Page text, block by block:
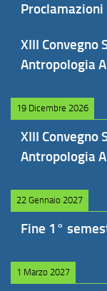
XIII Convegno
Antropologia
19 Dicembre 2026
XIII Convegno
Antropologia
22 Gennaio 2027
Fine 1°
1 Marzo 2027